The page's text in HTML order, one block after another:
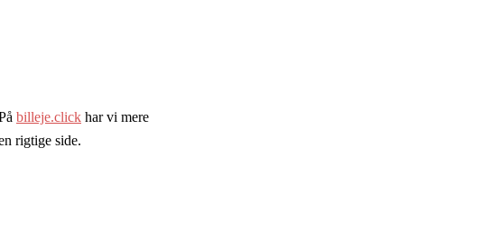
billeje.click har vi mere
rigtige side.